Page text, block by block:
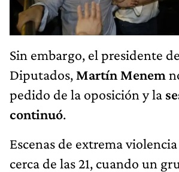
Sin embargo, el presidente
Diputados, Martín Menem
pedido de la oposición y la
continuó.
Escenas de extrema
cerca de las 21, cuando un